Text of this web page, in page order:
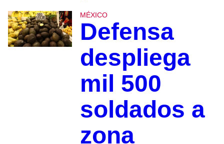
MÉXICO
Defensa
despliega
mil 500
soldados a
zona